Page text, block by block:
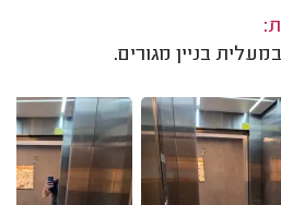
בניין מגורים.